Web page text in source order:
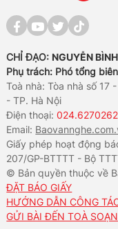
CHỈ ĐẠO: NGUYỄN
Phụ trách: Phó tổng
Toà nhà: Tòa nhà số 17
- TP. Hà Nội
Điện thoại:
Email:
Giấy phép hoạt động
207/GP-BTTTT - Bộ
© Bản quyền thuộc về
ĐẶT BÁO GIẤY
HƯỚNG DẪN CÔNG
GỬI BÀI ĐẾN TOÀ SOẠN